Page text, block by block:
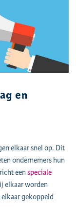
en
elkaar snel op. Dit
ondernemers hun
eenspeciale
elkaar worden
gekoppeld